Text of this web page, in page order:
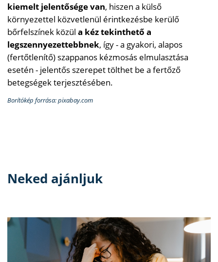
kiemelt jelentősége van, hiszen a külső
környezettel közvetlenül érintkezésbe kerülő
bőrfelszínek közül a kéz tekinthető a
legszennyezettebbnek, így - a gyakori, alapos
(fertőtlenítő) szappanos kézmosás elmulasztása
esetén - jelentős szerepet tölthet be a fertőző
betegségek terjesztésében.
Borítókép forrása: pixabay.com
Neked ajánljuk